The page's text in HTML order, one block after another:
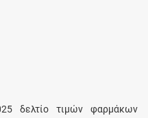
δελτίο τιμών φαρμάκων